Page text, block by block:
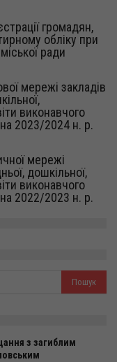
громадян,
обліку при
ради
мережі закладів
виконавчого
на 2023/2024 н. р.
мережі
дошкільної,
виконавчого
на 2022/2023 н. р.
з загиблим